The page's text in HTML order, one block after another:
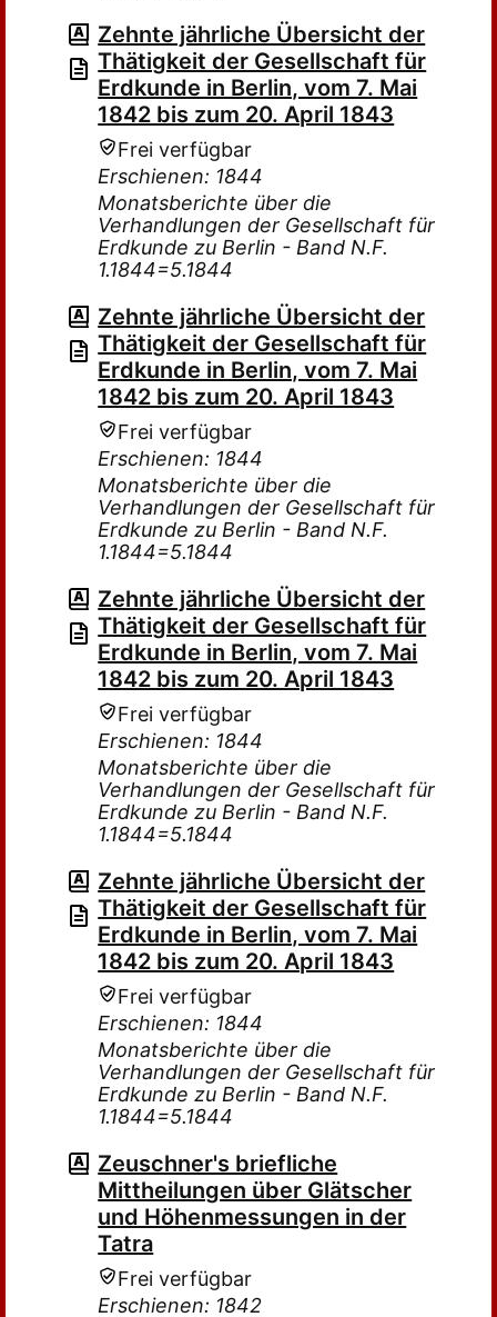
Zehnte jährliche Übersicht der
Thätigkeit der Gesellschaft für
Erdkunde in Berlin, vom 7. Mai
1842 bis zum 20. April 1843
Frei verfügbar
Erschienen: 1844
Monatsberichte über die
Verhandlungen der Gesellschaft für
Erdkunde zu Berlin - Band N.F.
1.1844=5.1844
Zehnte jährliche Übersicht der
Thätigkeit der Gesellschaft für
Erdkunde in Berlin, vom 7. Mai
1842 bis zum 20. April 1843
Frei verfügbar
Erschienen: 1844
Monatsberichte über die
Verhandlungen der Gesellschaft für
Erdkunde zu Berlin - Band N.F.
1.1844=5.1844
Zehnte jährliche Übersicht der
Thätigkeit der Gesellschaft für
Erdkunde in Berlin, vom 7. Mai
1842 bis zum 20. April 1843
Frei verfügbar
Erschienen: 1844
Monatsberichte über die
Verhandlungen der Gesellschaft für
Erdkunde zu Berlin - Band N.F.
1.1844=5.1844
Zehnte jährliche Übersicht der
Thätigkeit der Gesellschaft für
Erdkunde in Berlin, vom 7. Mai
1842 bis zum 20. April 1843
Frei verfügbar
Erschienen: 1844
Monatsberichte über die
Verhandlungen der Gesellschaft für
Erdkunde zu Berlin - Band N.F.
1.1844=5.1844
Zeuschner's briefliche
Mittheilungen über Glätscher
und Höhenmessungen in der
Tatra
Frei verfügbar
Erschienen: 1842